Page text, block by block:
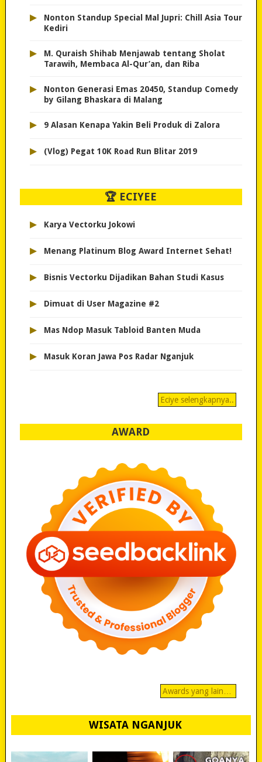
▸
Nonton Standup Special Mal Jupri: Chill Asia Tour
Kediri
▸
M. Quraish Shihab Menjawab tentang Sholat
Tarawih, Membaca Al-Qur’an, dan Riba
▸
Nonton Generasi Emas 20450, Standup Comedy
by Gilang Bhaskara di Malang
▸ 9 Alasan Kenapa Yakin Beli Produk di Zalora
▸ (Vlog) Pegat 10K Road Run Blitar 2019
🏆 ECIYEE
▸ Karya Vectorku Jokowi
▸ Menang Platinum Blog Award Internet Sehat!
▸ Bisnis Vectorku Dijadikan Bahan Studi Kasus
▸ Dimuat di User Magazine #2
▸ Mas Ndop Masuk Tabloid Banten Muda
▸ Masuk Koran Jawa Pos Radar Nganjuk
Eciye selengkapnya..
AWARD
Awards yang lain…
WISATA NGANJUK